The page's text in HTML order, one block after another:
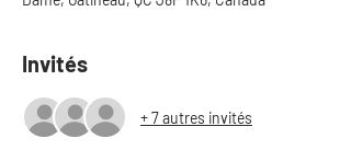
Invités
+ 7 autres invités